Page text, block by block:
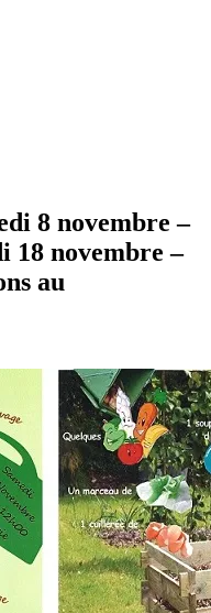
8 novembre –
18 novembre –
au